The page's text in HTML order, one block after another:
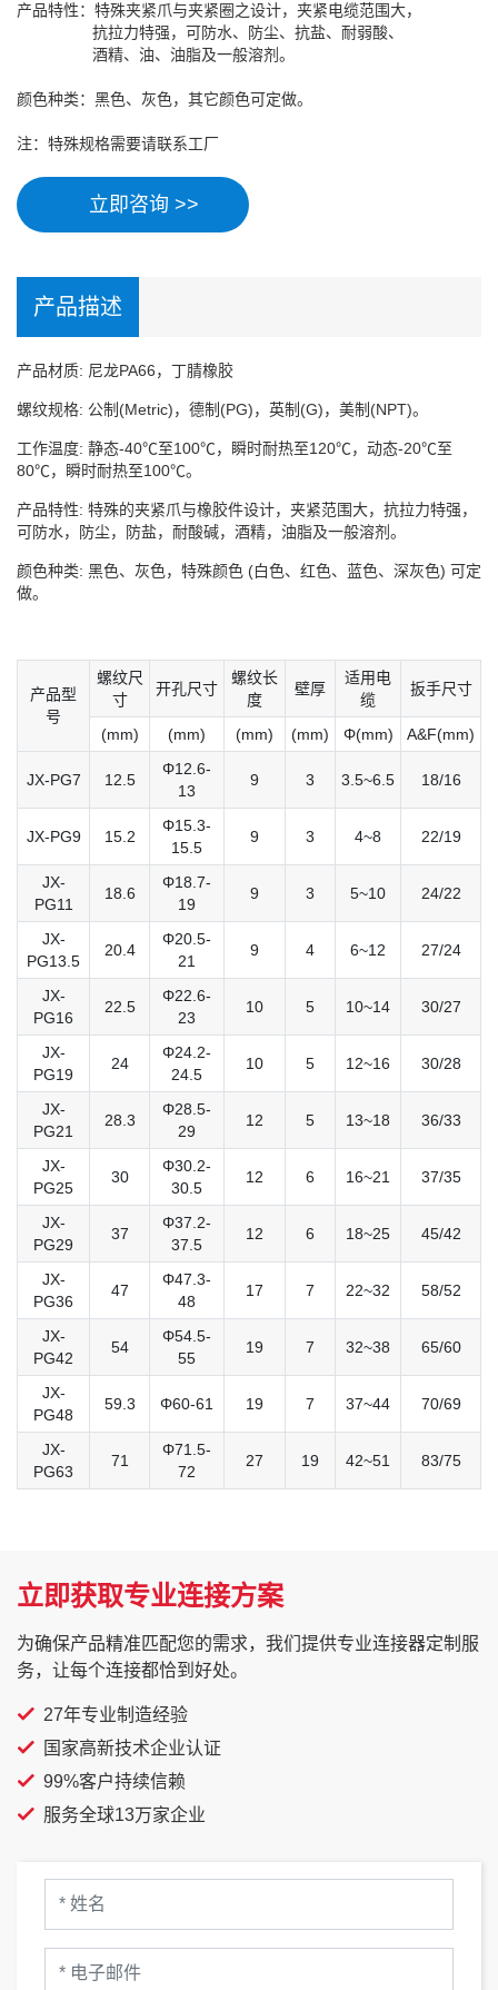
产品特性：特殊夹紧爪与夹紧圈之设计，夹紧电缆范围大，
抗拉力特强，可防水、防尘、抗盐、耐弱酸、
酒精、油、油脂及一般溶剂。
颜色种类：黑色、灰色，其它颜色可定做。
注：特殊规格需要请联系工厂
立即咨询 >>
产品描述
产品材质: 尼龙PA66，丁腈橡胶
螺纹规格: 公制(Metric)，德制(PG)，英制(G)，美制(NPT)。
工作温度: 静态-40℃至100℃，瞬时耐热至120℃，动态-20℃至
80℃，瞬时耐热至100℃。
产品特性: 特殊的夹紧爪与橡胶件设计，夹紧范围大，抗拉力特强，
可防水，防尘，防盐，耐酸碱，酒精，油脂及一般溶剂。
颜色种类: 黑色、灰色，特殊颜色 (白色、红色、蓝色、深灰色) 可定
做。
产品型
号
螺纹尺
寸
开孔尺寸
螺纹长
度
壁厚
适用电
缆
扳⼿尺寸
(mm) (mm) (mm) (mm) Φ(mm) A&F(mm)
JX-PG7 12.5
Φ12.6-
13
9 3 3.5~6.5 18/16
JX-PG9 15.2
Φ15.3-
15.5
9 3 4~8 22/19
JX-
PG11
18.6
Φ18.7-
19
9 3 5~10 24/22
JX-
PG13.5
20.4
Φ20.5-
21
9 4 6~12 27/24
JX-
PG16
22.5
Φ22.6-
23
10 5 10~14 30/27
JX-
PG19
24
Φ24.2-
24.5
10 5 12~16 30/28
JX-
PG21
28.3
Φ28.5-
29
12 5 13~18 36/33
JX-
PG25
30
Φ30.2-
30.5
12 6 16~21 37/35
JX-
PG29
37
Φ37.2-
37.5
12 6 18~25 45/42
JX-
PG36
47
Φ47.3-
48
17 7 22~32 58/52
JX-
PG42
54
Φ54.5-
55
19 7 32~38 65/60
JX-
PG48
59.3 Φ60-61 19 7 37~44 70/69
JX-
PG63
71
Φ71.5-
72
27 19 42~51 83/75
立即获取专业连接方案
为确保产品精准匹配您的需求，我们提供专业连接器定制服
务，让每个连接都恰到好处。
27年专业制造经验
国家高新技术企业认证
99%客户持续信赖
服务全球13万家企业